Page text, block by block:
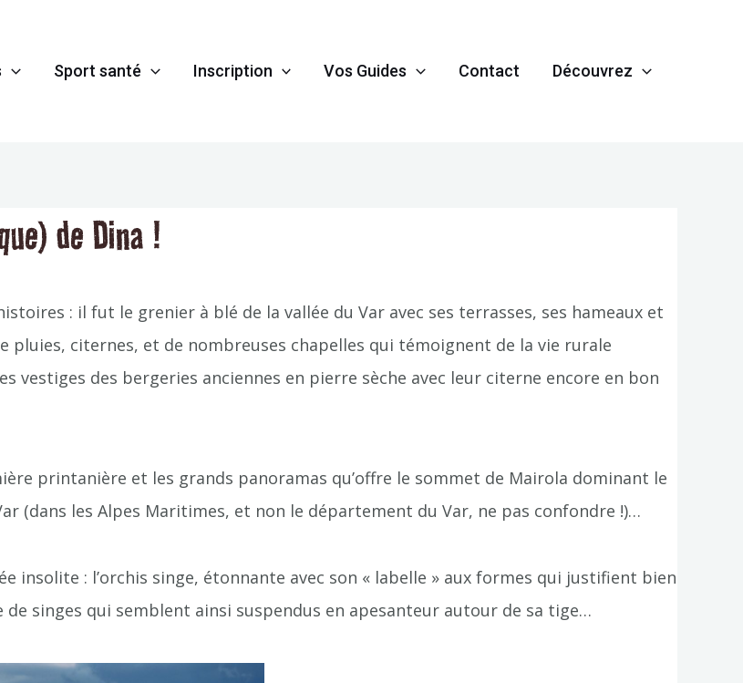
Sport santé Inscription Vos Guides Contact Découvrez
de Dina !
: il fut le grenier à blé de la vallée du Var avec ses terrasses, ses hameaux et
pluies, citernes, et de nombreuses chapelles qui témoignent de la vie rurale
des bergeries anciennes en pierre sèche avec leur citerne encore en bon
printanière et les grands panoramas qu’offre le sommet de Mairola dominant le
(dans les Alpes Maritimes, et non le département du Var, ne pas confondre !)…
insolite : l’orchis singe, étonnante avec son « labelle » aux formes qui justifient bien
de singes qui semblent ainsi suspendus en apesanteur autour de sa tige…